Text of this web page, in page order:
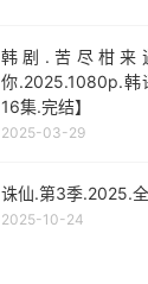
韩剧.苦尽柑来
你.2025.1080p.韩
16集.完结】
2025-03-29
诛仙.第3季.2025.
2025-10-24